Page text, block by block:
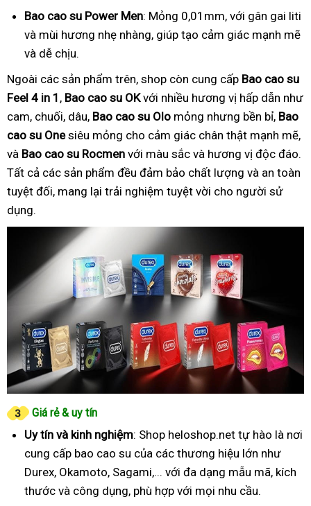
Bao cao su Power Men: Mỏng 0,01mm, với gân gai liti
và mùi hương nhẹ nhàng, giúp tạo cảm giác mạnh mẽ
và dễ chịu.
Ngoài các sản phẩm trên, shop còn cung cấp Bao cao su
Feel 4 in 1 , Bao cao su OKvới nhiều hương vị hấp dẫn như
cam, chuối, dâu, Bao cao su Olo mỏng nhưng bền bỉ, Bao
cao su Onesiêu mỏng cho cảm giác chân thật mạnh mẽ,
và Bao cao su Rocmen với màu sắc và hương vị độc đáo.
Tất cả các sản phẩm đều đảm bảo chất lượng và an toàn
tuyệt đối, mang lại trải nghiệm tuyệt vời cho người sử
dụng.
Giá rẻ & uy tín
Uy tín và kinh nghiệm: Shop heloshop.net tự hào là nơi
cung cấp bao cao su của các thương hiệu lớn như
Durex, Okamoto, Sagami,... với đa dạng mẫu mã, kích
thước và công dụng, phù hợp với mọi nhu cầu.